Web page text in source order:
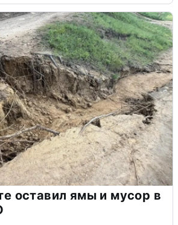
оставил ямы и мусор в